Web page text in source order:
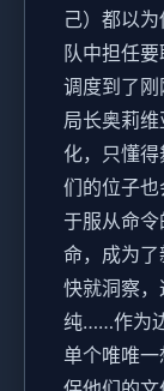
己）都以
队中担任
调度到了
局长奥莉
化，只懂
们的位子
于服从命
命，成为
快就洞察
纯……作为
单个唯唯